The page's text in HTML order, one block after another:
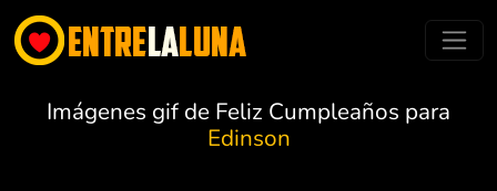
Imágenes gif de Feliz Cumpleaños para
Edinson